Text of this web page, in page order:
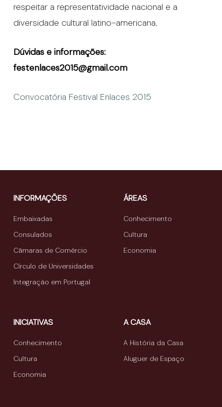
respeitar a representatividade nacional e a
diversidade cultural latino-americana.
Dúvidas e informações:
festenlaces2015@gmail.com
Convocatória Festival Enlaces 2015
INFORMAÇÕES
Embaixadas
Consulados
Câmaras de Comércio
Círculo de Universidades
Integração em Portugal
ÁREAS
Conhecimento
Cultura
Economia
INICIATIVAS
Conhecimento
Cultura
Economia
A CASA
A História da Casa
Aluguer de Espaço